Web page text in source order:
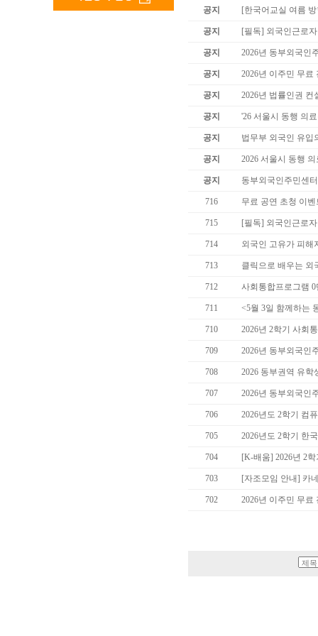
공지 [한국어교실 여름
공지 [필독] 외국인근로
공지 2026년 동부외국인
공지 2026년 이주민 무
공지 2026년 법률인권 컨
공지 '26 서울시 동행 의
공지 법무부 외국인 유
공지 2026 서울시 동행
공지 동부외국인주민센
716 무료 공연 초청 이벤
715 [필독] 외국인근로
714 외국인 고유가 피해
713 클릭으로 배우는
712 사회통합프로그램
711 <5월 3일 함께하는
710 2026년 2학기 사회
709 2026년 동부외국인
708 2026 동부권역 유
707 2026년 동부외국인
706 2026년도 2학기 컴
705 2026년도 2학기 한
704 [K-배움] 2026년 2
703 [자조모임 안내] 카
702 2026년 이주민 무